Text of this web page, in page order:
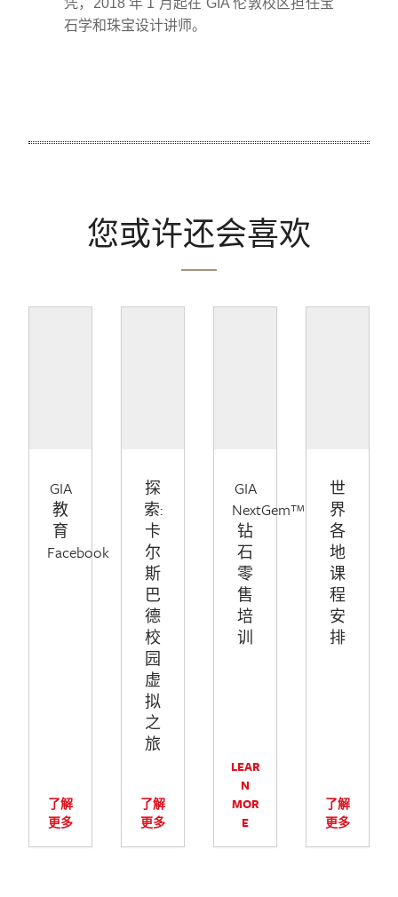
凭，2018 年 1 月起在 GIA 伦敦校区担任宝
石学和珠宝设计讲师。
您或许还会喜欢
GIA
教
育
Facebook
了解
更多
探
索:
卡
尔
斯
巴
德
校
园
虚
拟
之
旅
了解
更多
GIA
NextGem™
钻
石
零
售
培
训
LEAR
N
MOR
E
世
界
各
地
课
程
安
排
了解
更多